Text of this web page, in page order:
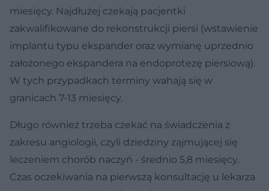
miesięcy. Najdłużej czekają pacjentki
zakwalifikowane do rekonstrukcji piersi (wstawienie
implantu typu ekspander oraz wymianę uprzednio
założonego ekspandera na endoprotezę piersiową).
W tych przypadkach terminy wahają się w
granicach 7-13 miesięcy.
Długo również trzeba czekać na świadczenia z
zakresu angiologii, czyli dziedziny zajmującej się
leczeniem chorób naczyń - średnio 5,8 miesięcy.
Czas oczekiwania na pierwszą konsultację u lekarza